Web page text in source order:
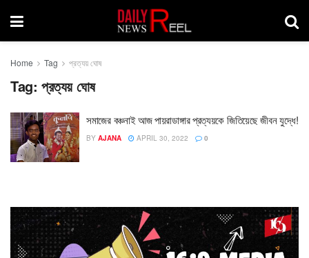
Home Tag প্রত্যয় ঘোষ
Tag: প্রত্যয় ঘোষ
সমাজের বঞ্চনাই আজ পায়রাডাঙ্গার প্রত্যয়কে জিতিয়েছে জীবন যুদ্ধে!
BY AJANA APRIL 30, 2022 0